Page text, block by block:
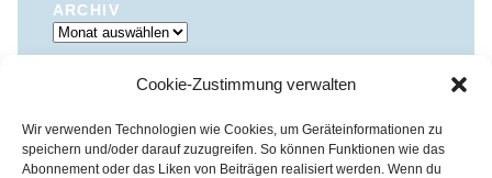
Cookie-Zustimmung verwalten
Wir verwenden Technologien wie Cookies, um Geräteinformationen zu
speichern und/oder darauf zuzugreifen. So können Funktionen wie das
Abonnement oder das Liken von Beiträgen realisiert werden. Wenn du
ARCHIV
Archiv
IMPRESSUM & DATENSCHUTZ
Datenschutz